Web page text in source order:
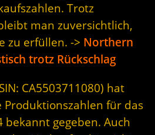
Trotz
man zuversichtlich,
zu erfüllen. -> Northern
trotz Rückschlag
CA5503711080) hat
Produktionszahlen für das
bekannt gegeben. Auch